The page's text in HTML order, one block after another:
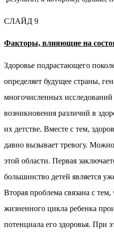
СЛАЙД 9
Факторы, влияющие на
Здоровье подрастающего
определяет будущее страны,
многочисленных
возникновения различий в
их детстве. Вместе с тем,
давно вызывает тревогу.
этой области. Первая
большинство детей является
Вторая проблема связана с
жизненного цикла ребенка
потенциала его здоровья. При